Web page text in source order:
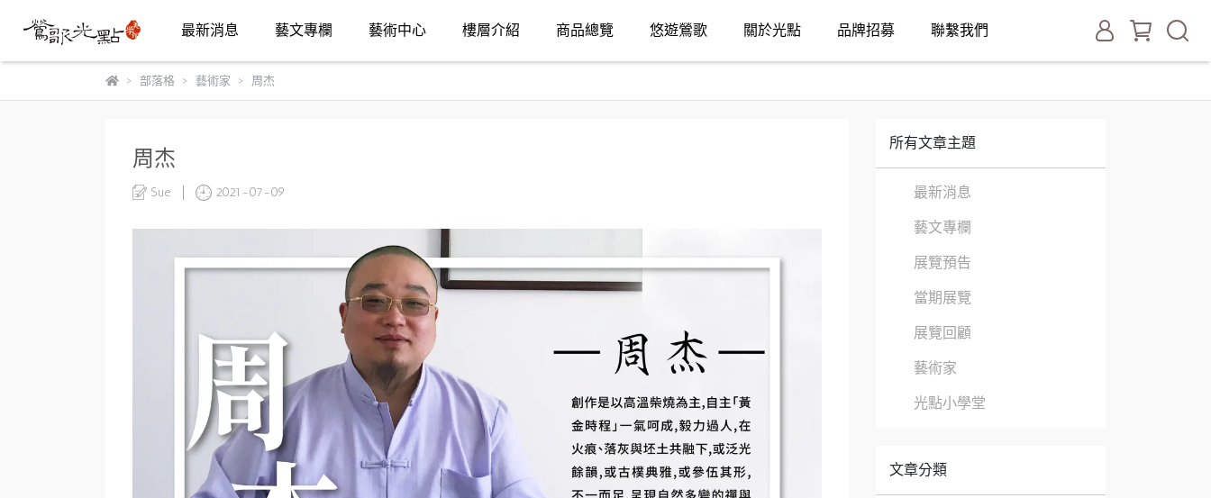
最新消息 藝文專欄 藝術中心 樓層介紹 商品總覽 悠遊鶯歌 關於光點 品牌招募 聯繫我們
部落格 藝術家 周杰
周杰
Sue 2021-07-09
所有文章主題
最新消息
藝文專欄
展覽預告
當期展覽
展覽回顧
藝術家
光點小學堂
文章分類